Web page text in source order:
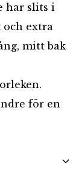
har slits i
extra
mitt bak
för en